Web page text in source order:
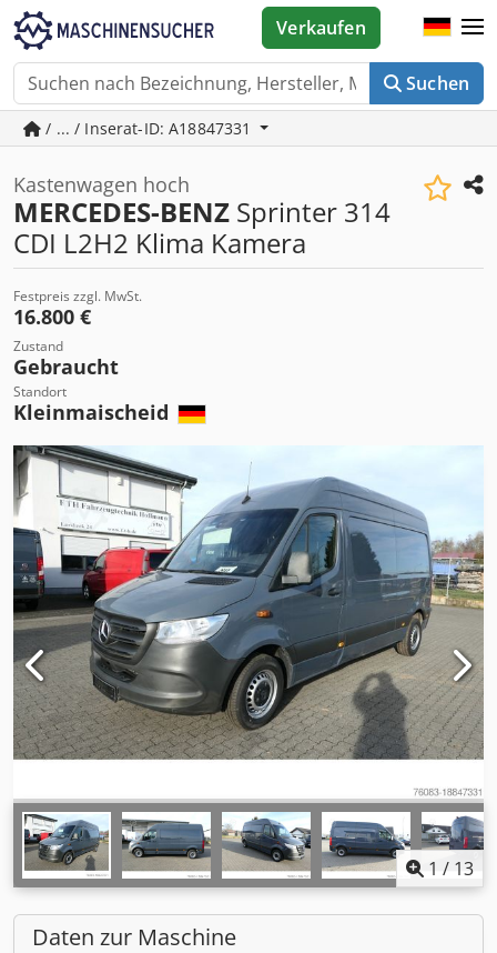
Suchen
Verkaufen
/ ... / Inserat-ID: A18847331
Kastenwagen hoch
MERCEDES-BENZ Sprinter 314
CDI L2H2 Klima Kamera
Festpreis zzgl. MwSt.
16.800 €
Zustand
Gebraucht
Standort
Kleinmaischeid
1 / 13
Daten zur Maschine